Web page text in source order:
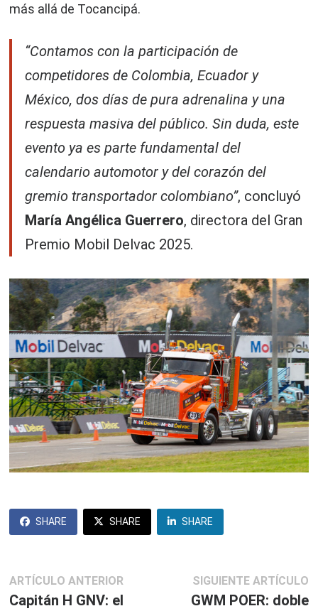
más allá de Tocancipá.
“Contamos con la participación de
competidores de Colombia, Ecuador y
México, dos días de pura adrenalina y una
respuesta masiva del público. Sin duda, este
evento ya es parte fundamental del
calendario automotor y del corazón del
gremio transportador colombiano”, concluyó
María Angélica Guerrero, directora del Gran
Premio Mobil Delvac 2025.
SHARE SHARE SHARE
Navegación
ARTÍCULO ANTERIOR
Capitán H GNV: el
SIGUIENTE ARTÍCULO
GWM POER: doble